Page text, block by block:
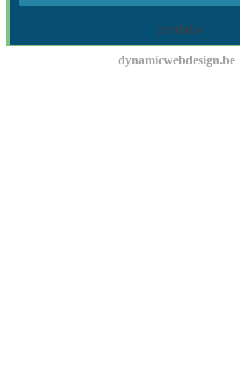
portfolio
dynamicwebdesign.be